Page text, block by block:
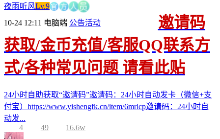
夜雨听风Lv.9官方 人 员
10-24 12:11 电脑端 公告活动
邀请码
获取/金币充值/客服QQ联系方
式/各种常见问题 请看此贴
24小时自助获取“邀请码”邀请码：24小时自动发卡（微信+支
付宝）https://www.yishengfk.cn/item/6mrlcp邀请码：24小时自
动发...
4
49 16.6w